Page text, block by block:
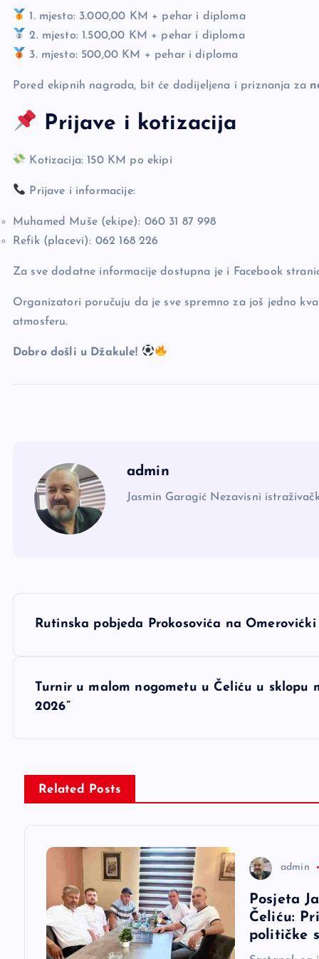
1. mjesto: 3.000,00 KM + pehar i diploma
2. mjesto: 1.500,00 KM + pehar i diploma
3. mjesto: 500,00 KM + pehar i diploma
Pored ekipnih nagrada, bit će dodijeljena i priznanja za
Prijave i kotizacija
Kotizacija: 150 KM po ekipi
Prijave i informacije:
Muhamed Muše (ekipe): 060 31 87 998
Refik (placevi): 062 168 226
Za sve dodatne informacije dostupna je i Facebook
Organizatori poručuju da je sve spremno za još jedno
atmosferu.
Dobro došli u Džakule!
admin
Jasmin Garagić Nezavisni
N
g
a
Rutinska pobjeda Prokosovića na Omerovićki
Turnir u malom nogometu u Čeliću u sklopu
2026”
Related Posts
admin
Posjeta
Čeliću:
političke